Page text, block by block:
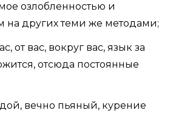
озлобленностью и
на других теми же методами;
от вас, вокруг вас, язык за
отсюда постоянные
вечно пьяный, курение